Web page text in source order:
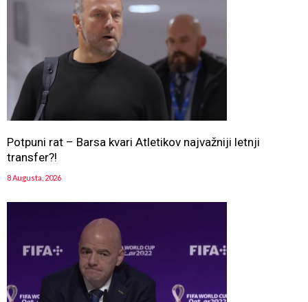
Potpuni rat – Barsa kvari Atletikov najvažniji letnji
transfer?!
8 Augusta, 2026